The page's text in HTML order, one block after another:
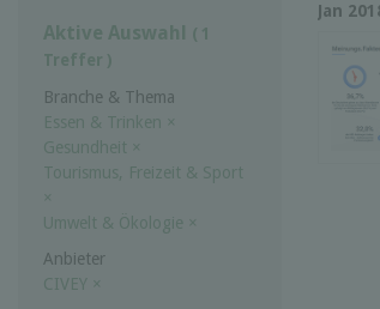
Jan
Aktive Auswahl ( 1
Treffer )
Branche & Thema
Essen & Trinken ×
Gesundheit ×
Tourismus, Freizeit & Sport
×
Umwelt & Ökologie ×
Anbieter
CIVEY
×